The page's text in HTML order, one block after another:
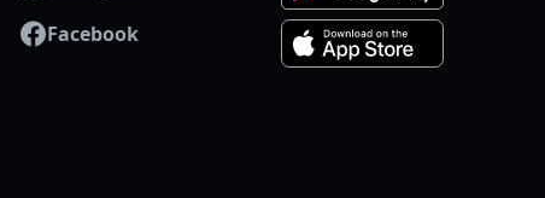
Facebook